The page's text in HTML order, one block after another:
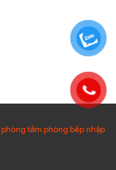
tắm phòng bếp nhập